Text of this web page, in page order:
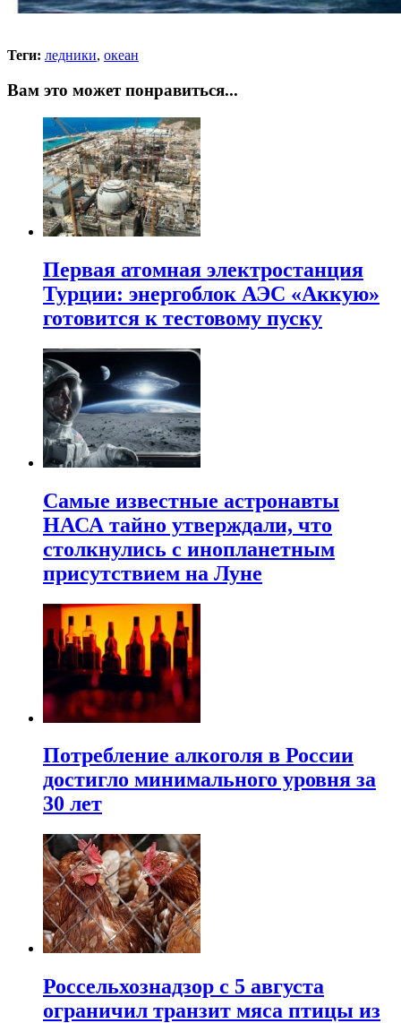
Теги: ледники, океан
Вам это может понравиться...
Первая атомная электростанция
Турции: энергоблок АЭС «Аккую»
готовится к тестовому пуску
Самые известные астронавты
НАСА тайно утверждали, что
столкнулись с инопланетным
присутствием на Луне
Потребление алкоголя в России
достигло минимального уровня за
30 лет
Россельхознадзор с 5 августа
ограничил транзит мяса птицы из